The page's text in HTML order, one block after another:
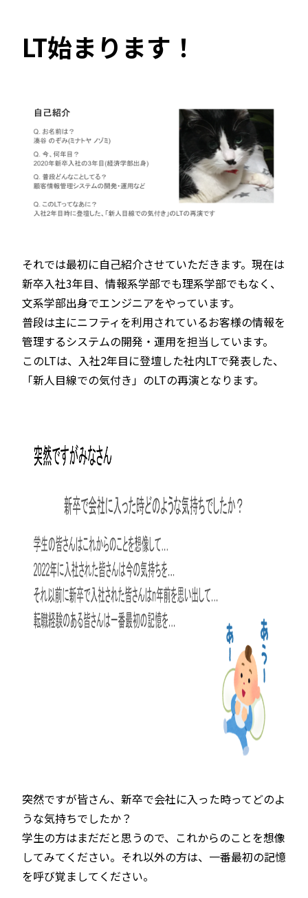
LT始まります！
それでは最初に自己紹介させていただきます。現在は
新卒入社3年目、情報系学部でも理系学部でもなく、
文系学部出身でエンジニアをやっています。
普段は主にニフティを利用されているお客様の情報を
管理するシステムの開発・運用を担当しています。
このLTは、入社2年目に登壇した社内LTで発表した、
「新人目線での気付き」のLTの再演となります。
突然ですが皆さん、新卒で会社に入った時ってどのよ
うな気持ちでしたか？
学生の方はまだだと思うので、これからのことを想像
してみてください。それ以外の方は、一番最初の記憶
を呼び覚ましてください。